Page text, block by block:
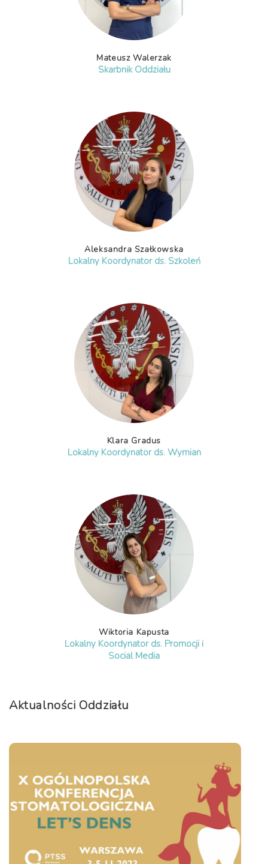
Mateusz Walerzak
Skarbnik Oddziału
Aleksandra Szałkowska
Lokalny Koordynator ds. Szkoleń
Klara Gradus
Lokalny Koordynator ds. Wymian
Wiktoria Kapusta
Lokalny Koordynator ds. Promocji i
Social Media
Aktualności Oddziału